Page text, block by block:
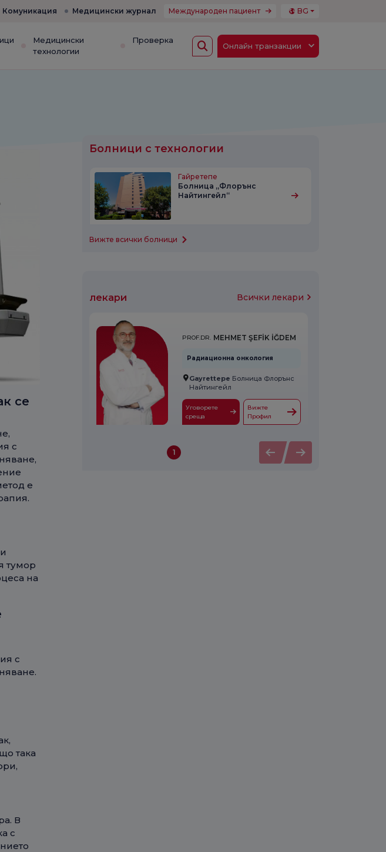
Комуникация Медицински журнал Международен пациент BG
Медицински
технологии
Проверка
Онлайн транзакции
се
с
е
тумор
на
с
така
В
с
Болници с технологии
Гайретепе
Болница „Флорънс
Найтингейл“
Вижте всички болници
лекари Всички лекари
PROF.DR. MEHMET ŞEFİK İĞDEM
Радиационна онкология
Gayrettepe Болница Флорънс
Найтингейл
Уговорете
среща
Вижте
Профил
1